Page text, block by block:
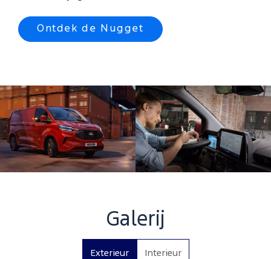
Ontdek de Nugget
Galerij
Exterieur Interieur